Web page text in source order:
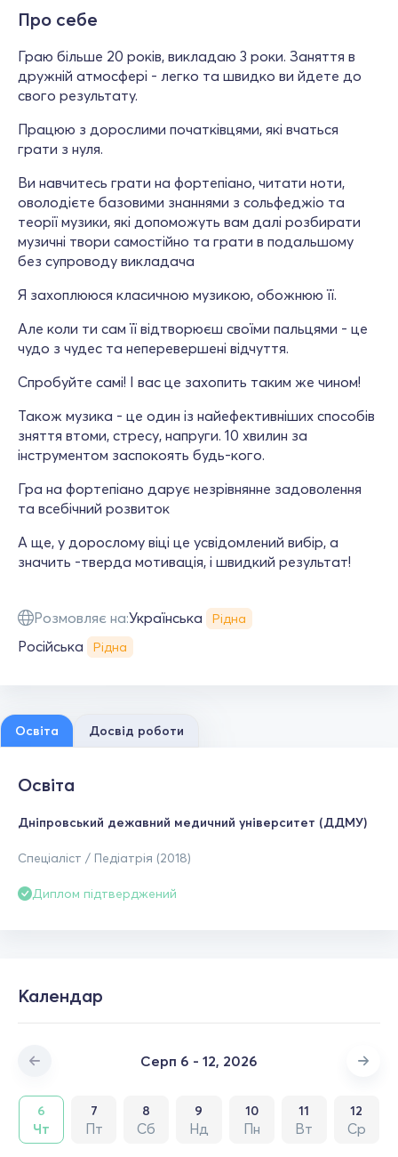
Про себе
Граю більше 20 років, викладаю 3 роки. Заняття в
дружній атмосфері - легко та швидко ви йдете до
свого результату.
Працюю з дорослими початківцями, які вчаться
грати з нуля.
Ви навчитесь грати на фортепіано, читати ноти,
оволодієте базовими знаннями з сольфеджіо та
теорії музики, які допоможуть вам далі розбирати
музичні твори самостійно та грати в подальшому
без супроводу викладача
Я захоплююся класичною музикою, обожнюю її.
Але коли ти сам її відтворюєш своїми пальцями - це
чудо з чудес та неперевершені відчуття.
Спробуйте самі! І вас це захопить таким же чином!
Також музика - це один із найефективніших способів
зняття втоми, стресу, напруги. 10 хвилин за
інструментом заспокоять будь-кого.
Гра на фортепіано дарує незрівнянне задоволення
та всебічний розвиток
А ще, у дорослому віці це усвідомлений вибір, а
значить -тверда мотивація, і швидкий результат!
Розмовляє на:Українська Рідна
Російська Рідна
Освіта Досвід роботи
Освіта
Дніпровський дежавний медичний університет (ДДМУ)
Спеціаліст / Педіатрія (2018)
Диплом підтверджений
Календар
Серп 6 - 12, 2026
6
Чт
7
Пт
8
Сб
9
Нд
10
Пн
11
Вт
12
Ср